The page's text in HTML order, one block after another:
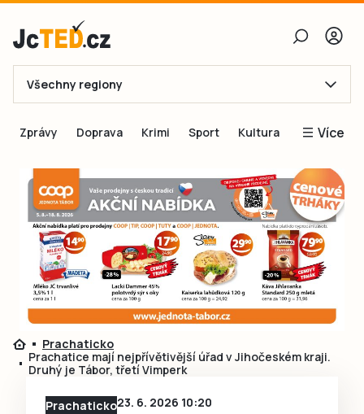
E-mail
Obnovit heslo
Přihlásit se
Přihlásit se přes Facebook
Ještě nemám účet, chci seRegistrovat
Všechny regiony
Zprávy Doprava Krimi Sport Kultura Více
Inspirace
Čtenáři píší
Speciální přílohy
Inzerce
Prachaticko
Prachatice mají nejpřívětivější úřad v Jihočeském kraji.
Druhý je Tábor, třetí Vimperk
Prachaticko23. 6. 2026 10:20